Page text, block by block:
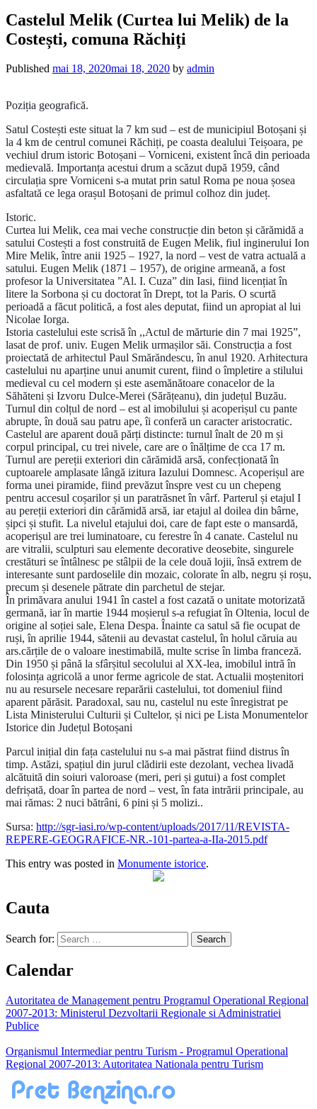
Castelul Melik (Curtea lui Melik) de la
Costești, comuna Răchiți
Published mai 18, 2020mai 18, 2020 by admin
Poziția geografică.
Satul Costești este situat la 7 km sud – est de municipiul Botoșani și
la 4 km de centrul comunei Răchiți, pe coasta dealului Teișoara, pe
vechiul drum istoric Botoșani – Vorniceni, existent încă din perioada
medievală. Importanța acestui drum a scăzut după 1959, când
circulația spre Vorniceni s-a mutat prin satul Roma pe noua șosea
asfaltată ce lega orașul Botoșani de primul colhoz din județ.
Istoric.
Curtea lui Melik, cea mai veche construcție din beton și cărămidă a
satului Costești a fost construită de Eugen Melik, fiul inginerului Ion
Mire Melik, între anii 1925 – 1927, la nord – vest de vatra actuală a
satului. Eugen Melik (1871 – 1957), de origine armeană, a fost
profesor la Universitatea ”Al. I. Cuza” din Iasi, fiind licențiat în
litere la Sorbona și cu doctorat în Drept, tot la Paris. O scurtă
perioadă a făcut politică, a fost ales deputat, fiind un apropiat al lui
Nicolae Iorga.
Istoria castelului este scrisă în ,,Actul de mărturie din 7 mai 1925”,
lasat de prof. univ. Eugen Melik urmașilor săi. Construcția a fost
proiectată de arhitectul Paul Smărăndescu, în anul 1920. Arhitectura
castelului nu aparține unui anumit curent, fiind o împletire a stilului
medieval cu cel modern și este asemănătoare conacelor de la
Săhăteni și Izvoru Dulce-Merei (Sărățeanu), din județul Buzău.
Turnul din colțul de nord – est al imobilului și acoperișul cu pante
abrupte, în două sau patru ape, îi conferă un caracter aristocratic.
Castelul are aparent două părți distincte: turnul înalt de 20 m și
corpul principal, cu trei nivele, care are o înălțime de cca 17 m.
Turnul are pereții exteriori din cărămidă arsă, confecționată în
cuptoarele amplasate lângă izitura Iazului Domnesc. Acoperișul are
forma unei piramide, fiind prevăzut înspre vest cu un chepeng
pentru accesul coșarilor și un paratrăsnet în vârf. Parterul și etajul I
au pereții exteriori din cărămidă arsă, iar etajul al doilea din bârne,
șipci și stufit. La nivelul etajului doi, care de fapt este o mansardă,
acoperișul are trei luminatoare, cu ferestre în 4 canate. Castelul nu
are vitralii, sculpturi sau elemente decorative deosebite, singurele
crestături se întâlnesc pe stâlpii de la cele două lojii, însă extrem de
interesante sunt pardoselile din mozaic, colorate în alb, negru și roșu,
precum și desenele pătrate din parchetul de stejar.
În primăvara anului 1941 în castel a fost cazată o unitate motorizată
germană, iar în martie 1944 moșierul s-a refugiat în Oltenia, locul de
origine al soției sale, Elena Despa. Înainte ca satul să fie ocupat de
ruși, în aprilie 1944, sătenii au devastat castelul, în holul căruia au
ars.cărțile de o valoare inestimabilă, multe scrise în limba franceză.
Din 1950 și până la sfârșitul secolului al XX-lea, imobilul intră în
folosința agricolă a unor ferme agricole de stat. Actualii moștenitori
nu au resursele necesare reparării castelului, tot domeniul fiind
aparent părăsit. Paradoxal, sau nu, castelul nu este înregistrat pe
Lista Ministerului Culturii și Cultelor, și nici pe Lista Monumentelor
Istorice din Județul Botoșani
Parcul inițial din fața castelului nu s-a mai păstrat fiind distrus în
timp. Astăzi, spațiul din jurul clădirii este dezolant, vechea livadă
alcătuită din soiuri valoroase (meri, peri și gutui) a fost complet
defrișată, doar în partea de nord – vest, în fata intrării principale, au
mai rămas: 2 nuci bătrâni, 6 pini și 5 molizi..
Sursa: http://sgr-iasi.ro/wp-content/uploads/2017/11/REVISTA-
REPERE-GEOGRAFICE-NR.-101-partea-a-IIa-2015.pdf
This entry was posted in Monumente istorice.
Cauta
Search for:
Calendar
Autoritatea de Management pentru Programul Operational Regional
2007-2013: Ministerul Dezvoltarii Regionale si Administratiei
Publice
Organismul Intermediar pentru Turism - Programul Operational
Regional 2007-2013: Autoritatea Nationala pentru Turism